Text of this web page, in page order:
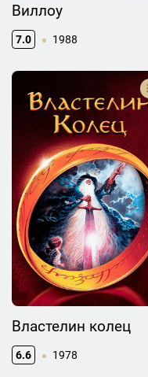
Виллоу
7.0 1988
Властелин колец
6.6 1978